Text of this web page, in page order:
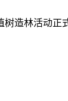
树造林活动